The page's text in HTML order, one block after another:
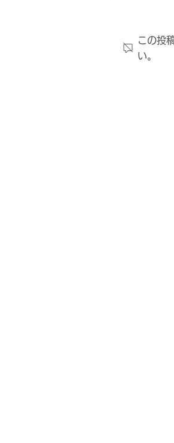
この投
い。